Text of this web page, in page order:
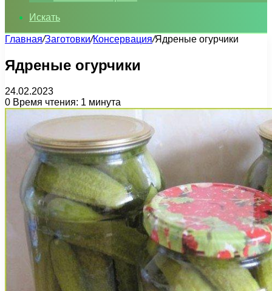
Искать
Главная/Заготовки/Консервация/Ядреные огурчики
Ядреные огурчики
24.02.2023
0 Время чтения: 1 минута